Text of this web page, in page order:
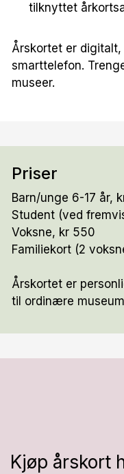
tilknyttet
Årskortet er
smarttelefon.
museer.
Priser
Barn/unge 6-17 år,
Student (ved
Voksne, kr 550
Familiekort (2
Årskortet er
til ordinære
Kjøp års­kort